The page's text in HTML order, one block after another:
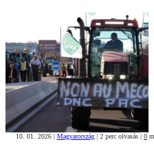
10. 01. 2026 | Magyarország | 2 perc olvasás | 0